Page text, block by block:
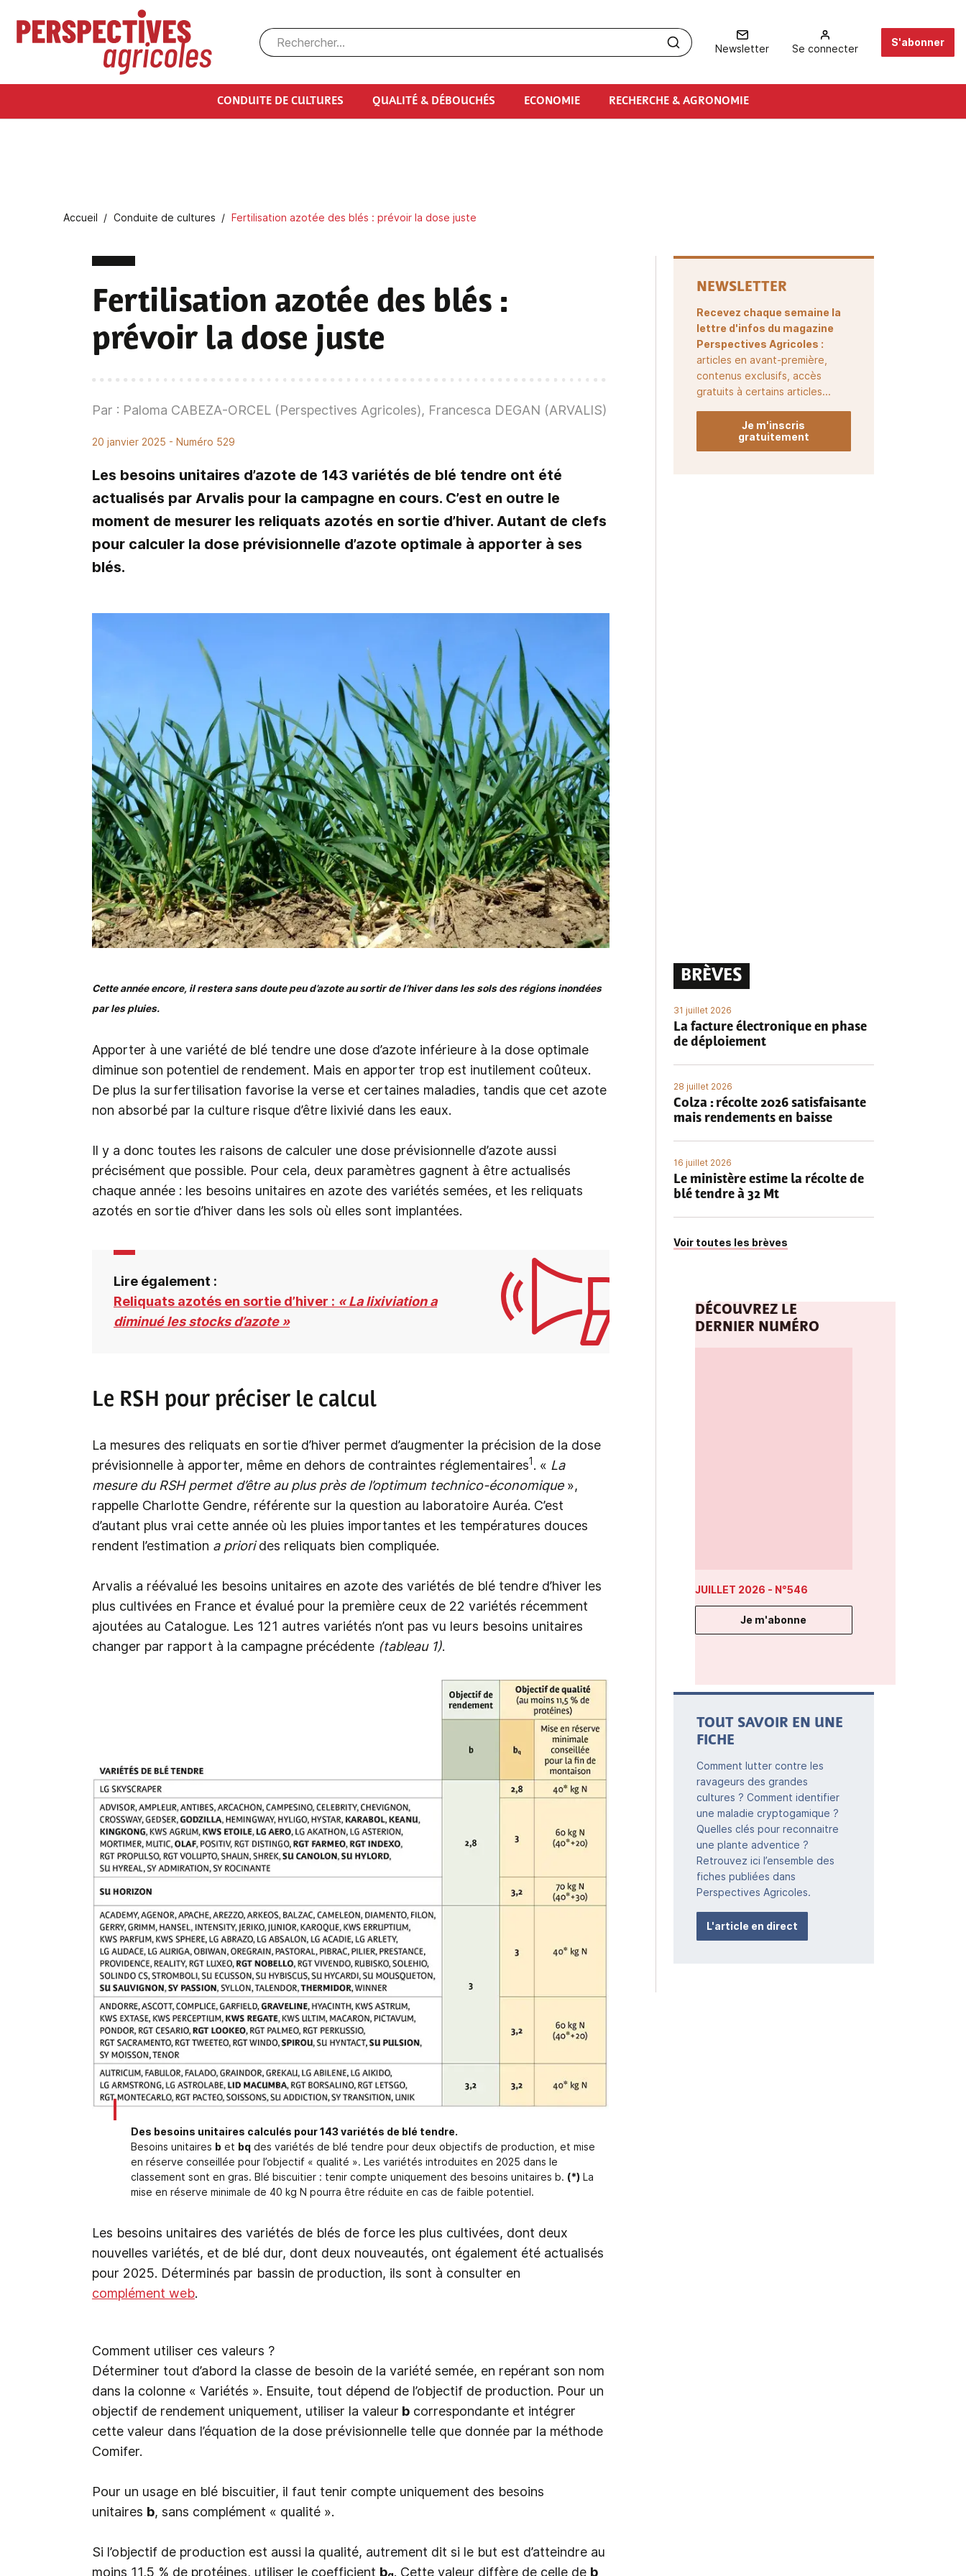
Aller au contenu principal
Newsletter Se connecter
S'abonner
CONDUITE DE CULTURES QUALITÉ & DÉBOUCHÉS ECONOMIE RECHERCHE & AGRONOMIE
Fil d'Ariane
Accueil Conduite de cultures Fertilisation azotée des blés : prévoir la dose juste
Fertilisation azotée des blés :
prévoir la dose juste
Par : Paloma CABEZA-ORCEL (Perspectives Agricoles), Francesca DEGAN (ARVALIS)
20 janvier 2025 - Numéro 529
Les besoins unitaires d’azote de 143 variétés de blé tendre ont été
actualisés par Arvalis pour la campagne en cours. C’est en outre le
moment de mesurer les reliquats azotés en sortie d’hiver. Autant de clefs
pour calculer la dose prévisionnelle d’azote optimale à apporter à ses
blés.
Cette année encore, il restera sans doute peu d’azote au sortir de l’hiver dans les sols des régions inondées
par les pluies.
Apporter à une variété de blé tendre une dose d’azote inférieure à la dose optimale
diminue son potentiel de rendement. Mais en apporter trop est inutilement coûteux.
De plus la surfertilisation favorise la verse et certaines maladies, tandis que cet azote
non absorbé par la culture risque d’être lixivié dans les eaux.
Il y a donc toutes les raisons de calculer une dose prévisionnelle d’azote aussi
précisément que possible. Pour cela, deux paramètres gagnent à être actualisés
chaque année : les besoins unitaires en azote des variétés semées, et les reliquats
azotés en sortie d’hiver dans les sols où elles sont implantées.
Lire également :
Reliquats azotés en sortie d’hiver : « La lixiviation a
diminué les stocks d’azote »
Le RSH pour préciser le calcul
La mesures des reliquats en sortie d’hiver permet d’augmenter la précision de la dose
prévisionnelle à apporter, même en dehors de contraintes réglementaires1 . « La
mesure du RSH permet d’être au plus près de l’optimum technico-économique »,
rappelle Charlotte Gendre, référente sur la question au laboratoire Auréa. C’est
d’autant plus vrai cette année où les pluies importantes et les températures douces
rendent l’estimation a priorides reliquats bien compliquée.
Arvalis a réévalué les besoins unitaires en azote des variétés de blé tendre d’hiver les
plus cultivées en France et évalué pour la première ceux de 22 variétés récemment
ajoutées au Catalogue. Les 121 autres variétés n’ont pas vu leurs besoins unitaires
changer par rapport à la campagne précédente(tableau 1).
Des besoins unitaires calculés pour 143 variétés de blé tendre.
Besoins unitaires b et bqdes variétés de blé tendre pour deux objectifs de production, et mise
en réserve conseillée pour l’objectif « qualité ». Les variétés introduites en 2025 dans le
classement sont en gras. Blé biscuitier : tenir compte uniquement des besoins unitaires b. (*)La
mise en réserve minimale de 40 kg N pourra être réduite en cas de faible potentiel.
Les besoins unitaires des variétés de blés de force les plus cultivées, dont deux
nouvelles variétés, et de blé dur, dont deux nouveautés, ont également été actualisés
pour 2025. Déterminés par bassin de production, ils sont à consulter en
complément web.
Comment utiliser ces valeurs ?
Déterminer tout d’abord la classe de besoin de la variété semée, en repérant son nom
dans la colonne « Variétés ». Ensuite, tout dépend de l’objectif de production. Pour un
objectif de rendement uniquement, utiliser la valeur bcorrespondante et intégrer
cette valeur dans l’équation de la dose prévisionnelle telle que donnée par la méthode
Comifer.
Pour un usage en blé biscuitier, il faut tenir compte uniquement des besoins
unitaires b, sans complément « qualité ».
Si l’objectif de production est aussi la qualité, autrement dit si le but est d’atteindre au
moins 11,5 % de protéines, utiliser le coefficient b . Cette valeur diffère de celle de b
NEWSLETTER
Recevez chaque semaine la
lettre d'infos du magazine
Perspectives Agricoles :
articles en avant-première,
contenus exclusifs, accès
gratuits à certains articles...
Je m'inscris
gratuitement
BRÈVES
31 juillet 2026
La facture électronique en phase
de déploiement
28 juillet 2026
Colza : récolte 2026 satisfaisante
mais rendements en baisse
16 juillet 2026
Le ministère estime la récolte de
blé tendre à 32 Mt
Voir toutes les brèves
DÉCOUVREZ LE
DERNIER NUMÉRO
JUILLET 2026 - N°546
Je m'abonne
TOUT SAVOIR EN UNE
FICHE
Comment lutter contre les
ravageurs des grandes
cultures ? Comment identifier
une maladie cryptogamique ?
Quelles clés pour reconnaitre
une plante adventice ?
Retrouvez ici l’ensemble des
fiches publiées dans
Perspectives Agricoles.
L'article en direct